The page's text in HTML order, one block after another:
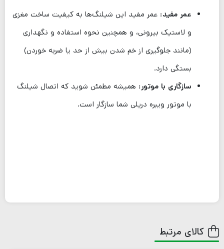
عمر مفید: عمر مفید این شیلنگ‌ها به کیفیت ساخت مغزی
و لاستیک بیرونی، و همچنین نحوه استفاده و نگهداری
(مانند جلوگیری از خم شدن بیش از حد یا ضربه خوردن)
بستگی دارد.
سازگاری با موتور: همیشه مطمئن شوید که اتصال شیلنگ
با موتور ویبره دریلی شما سازگار است.
کالای مرتبط